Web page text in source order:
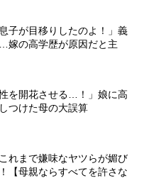
子が目移りしたのよ！」義
嫁の高学歴が原因だと主
を開花させる…！」娘に高
つけた母の大誤算
れまで嫌味なヤツらが媚び
【母親ならすべてを許さな